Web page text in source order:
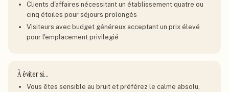
Clients d'affaires nécessitant un établissement quatre ou
cinq étoiles pour séjours prolongés
Visiteurs avec budget généreux acceptant un prix élevé
pour l'emplacement privilegié
À éviter si…
Vous êtes sensible au bruit et préférez le calme absolu,